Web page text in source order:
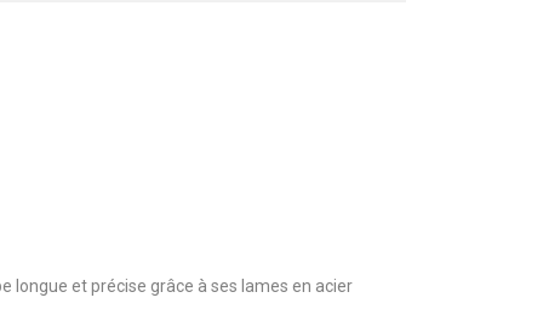
longue et précise grâce à ses lames en acier